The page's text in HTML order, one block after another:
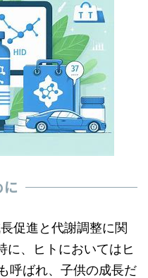
促進と代謝調整に関
に、ヒトにおいてはヒ
呼ばれ、子供の成長だ